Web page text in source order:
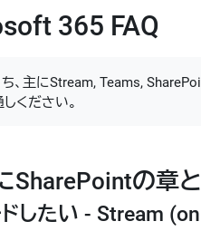
365 FAQ
、主にStream, Teams,
ください。
SharePointの章と
したい - Stream